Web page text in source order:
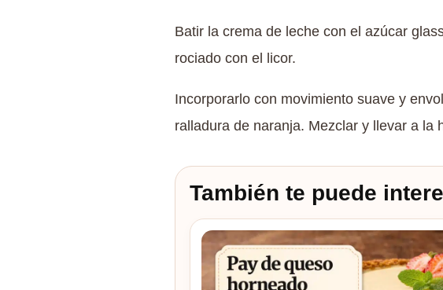
Batir la crema de leche con el azúcar
rociado con el licor.
Incorporarlo con movimiento suave y
ralladura de naranja. Mezclar y llevar a la
También te puede